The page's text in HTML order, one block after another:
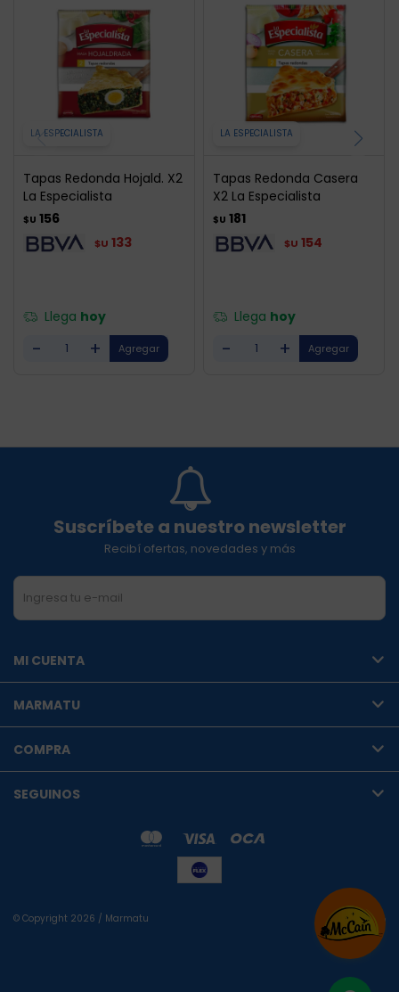
LA ESPECIALISTA
Tapas Redonda Hojald. X2
La Especialista
$U 156
$U 133
Llega hoy
- +
LA ESPECIALISTA
Tapas Redonda Casera
X2 La Especialista
$U 181
$U 154
Llega hoy
- +
Suscríbete a nuestro newsletter
Recibí ofertas, novedades y más
MI CUENTA
MARMATU
COMPRA
SEGUINOS
© Copyright 2026 / Marmatu